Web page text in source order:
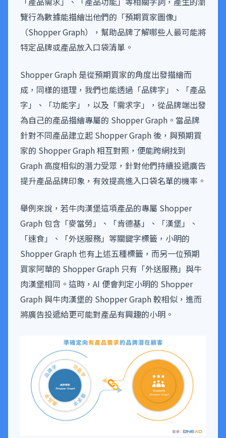
覽行為數據能描繪出他們的「預期買家圖像」
（Shopper Graph），幫助品牌了解哪些人最可能將
特定品牌或產品放入口袋清單。
Shopper Graph 是從預期買家的角度出發描繪而
成，同樣的道理，我們也能透過「品牌字」、「產品
字」、「功能字」，以及「需求字」，從品牌端出發
為自己的產品描繪專屬的 Shopper Graph。當品牌
針對不同產品建立起 Shopper Graph 後，與預期買
家的 Shopper Graph 相互對照，便能跨網找到
Graph 高度相似的潛力受眾，針對他們持續投遞廣告
提升產品品牌印象，有效提高進入口袋名單的機率。
舉例來說，若牛肉漢堡這項產品的專屬 Shopper
Graph 包含「麥當勞」、「肯德基」、「漢堡」、
「速食」、「外送服務」等關鍵字標籤，小明的
Shopper Graph 也有上述五種標籤，而另一位預期
買家阿華的 Shopper Graph 只有「外送服務」與牛
肉漢堡相同。這時，AI 便會判定小明的 Shopper
Graph 與牛肉漢堡的 Shopper Graph 較相似，進而
將廣告投遞給更可能對產品有興趣的小明。